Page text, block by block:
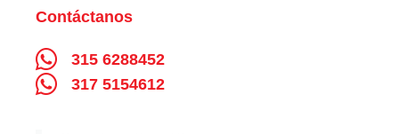
Contáctanos
315 6288452
317 5154612